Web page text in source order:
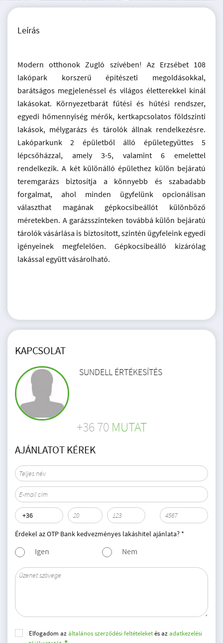
Leírás
Modern otthonok Zugló szívében! Az Erzsébet 108
lakópark korszerű építészeti megoldásokkal,
barátságos megjelenéssel és világos életterekkel kínál
lakásokat. Környezetbarát fűtési és hűtési rendszer,
egyedi hőmennyiség mérők, kertkapcsolatos földszinti
lakások, mélygarázs és tárolók állnak rendelkezésre.
Lakóparkunk 2 épületből álló épületegyüttes 5
lépcsőházzal, amely 3-5, valamint 6 emelettel
rendelkezik. A két különálló épülethez külön bejáratú
teremgarázs biztosítja a könnyebb és szabadabb
forgalmat, ahol minden ügyfelünk opcionálisan
választhat magának gépkocsibeállót különböző
méretekben. A garázsszinteken továbbá külön bejáratú
tárolók vásárlása is biztosított, szintén ügyfeleink egyedi
igényeinek megfelelően. Gépkocsibeálló kizárólag
lakással együtt vásárolható.
KAPCSOLAT
SUNDELL ÉRTÉKESÍTÉS
+36 70 MUTAT
AJÁNLATOT KÉREK
Érdekel az OTP Bank kedvezményes lakáshitel ajánlata? *
Igen Nem
Elfogadom azáltalános szerződési feltételeketés azadatkezelési